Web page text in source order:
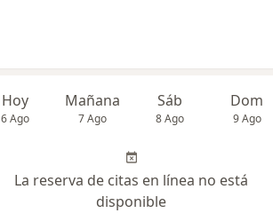
Hoy
6 Ago
Mañana
7 Ago
Sáb
8 Ago
Dom
9 Ago
La reserva de citas en línea no está
disponible